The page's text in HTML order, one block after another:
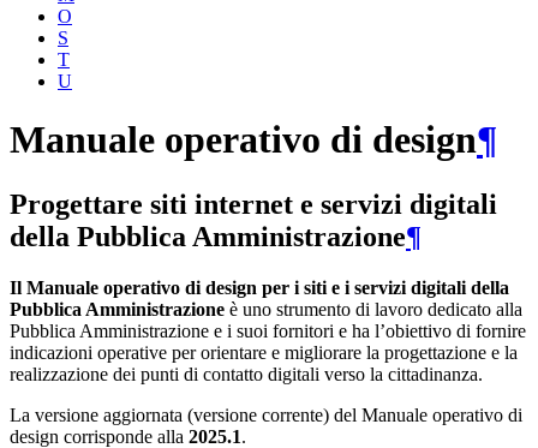
O
S
T
U
Manuale operativo di design¶
Progettare siti internet e servizi digitali
della Pubblica Amministrazione¶
Il Manuale operativo di design per i siti e i servizi digitali della
Pubblica Amministrazione è uno strumento di lavoro dedicato alla
Pubblica Amministrazione e i suoi fornitori e ha l’obiettivo di fornire
indicazioni operative per orientare e migliorare la progettazione e la
realizzazione dei punti di contatto digitali verso la cittadinanza.
La versione aggiornata (versione corrente) del Manuale operativo di
design corrisponde alla 2025.1.